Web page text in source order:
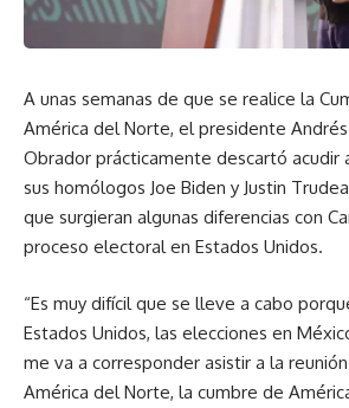
A unas semanas de que se realice la
América del Norte, el presidente
Obrador prácticamente descartó acudir
sus homólogos Joe Biden y Justin
que surgieran algunas diferencias con
proceso electoral en Estados Unidos.
“Es muy difícil que se lleve a cabo
Estados Unidos, las elecciones en
me va a corresponder asistir a la
América del Norte, la cumbre de